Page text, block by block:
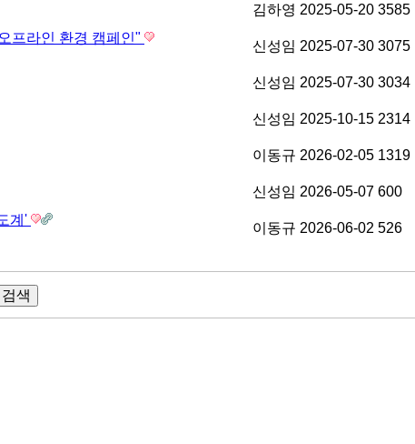
김하영 2025-05-20 3585
프라인 환경 캠페인"
신성임 2025-07-30 3075
신성임 2025-07-30 3034
신성임 2025-10-15 2314
이동규 2026-02-05 1319
신성임 2026-05-07 600
계'
이동규 2026-06-02 526